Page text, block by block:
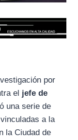
por
el jefe de
una serie de
a la
la Ciudad de